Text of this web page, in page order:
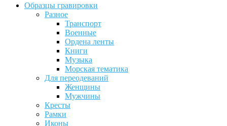
Образцы гравировки
Разное
Транспорт
Военные
Ордена ленты
Книги
Музыка
Морская тематика
Для переодеваний
Женщины
Мужчины
Кресты
Рамки
Иконы